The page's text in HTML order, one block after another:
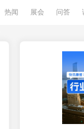
热闻 展会 问答